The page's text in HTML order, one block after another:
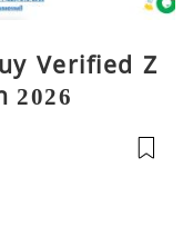
Verified Z
2026